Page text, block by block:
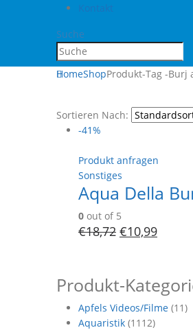
Kontakt
Suche
HomeShopProdukt-Tag -Burj
Sortieren Nach:
-41%
Produkt anfragen
Sonstiges
Aqua Della
0 out of 5
€18,72 €10,99
Produkt-
Apfels Videos/Filme (11)
Aquaristik (1112)